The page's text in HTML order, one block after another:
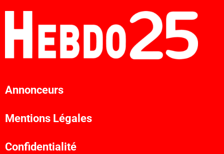
Annonceurs
Mentions Légales
Confidentialité